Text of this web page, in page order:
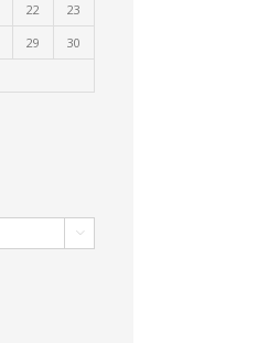
22
23
29
30
